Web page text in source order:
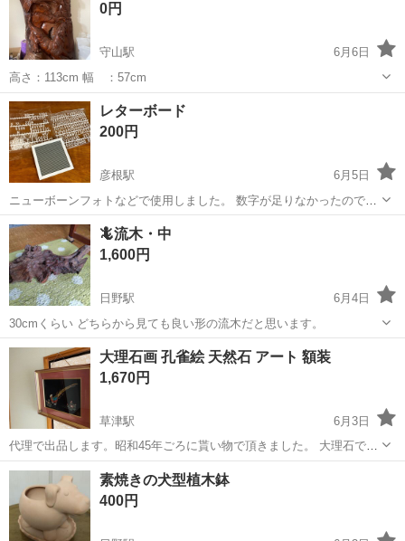
査、清掃業務など。 ...
0円
守山駅
6月6日
高さ：113cm 幅 ：57cm
滋賀 守山市 守山駅 インテリア雑貨/小物
レターボード
200円
彦根駅
6月5日
ニューボーンフォトなどで使用しました。 数字が足りなかったので2
セット購入しました。 パーツは全て揃っています。 これをおくだけで
オシャレになってよかったです。 マタニティフォトやニューボーンフ
ォト、月齢フォトなどの記念日...
滋賀 彦根市 彦根駅
ニューボーンフォト
🦎流木・中
1,600円
日野駅
6月4日
30cmくらい どちらから見ても良い形の流木だと思います。
滋賀 蒲生郡 日野駅 インテリア雑貨/小物 流木
大理石画 孔雀絵 天然石 アート 額装
1,670円
草津駅
6月3日
代理で出品します。昭和45年ごろに貰い物で頂きました。 大理石でで
きた孔雀のアートとなります。 縦52cm 横61cmとなります。 草津駅
付近の引き取り限定となります。 古いご商品となりますが、特に傷は
見当たりません。 ...
滋賀 草津市 草津駅 インテリア雑貨/小物
素焼きの犬型植木鉢
400円